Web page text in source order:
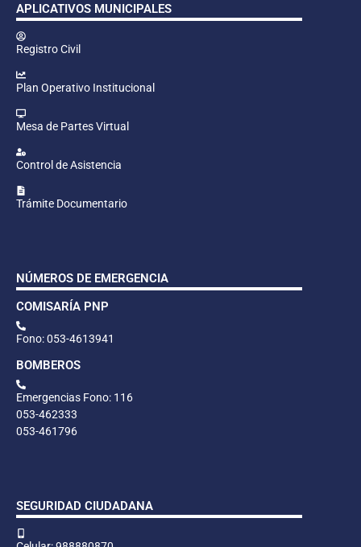
APLICATIVOS MUNICIPALES
Registro Civil
Plan Operativo Institucional
Mesa de Partes Virtual
Control de Asistencia
Trámite Documentario
NÚMEROS DE EMERGENCIA
COMISARÍA PNP
Fono: 053-4613941
BOMBEROS
Emergencias Fono: 116
053-462333
053-461796
SEGURIDAD CIUDADANA